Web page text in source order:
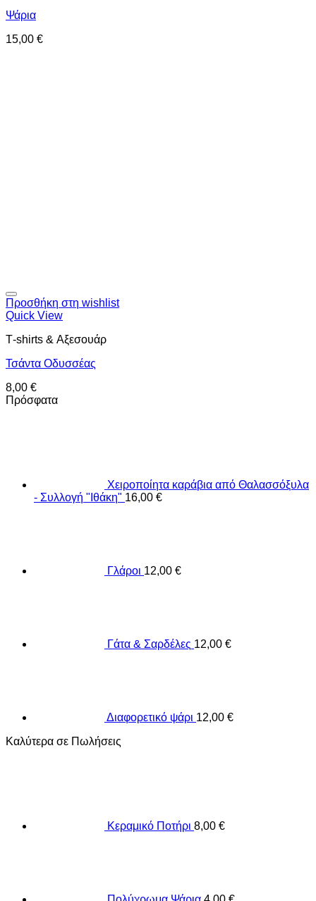
Ψάρια
15,00 €
Προσθήκη στη wishlist
Quick View
Τ-shirts & Αξεσουάρ
Τσάντα Οδυσσέας
8,00 €
Πρόσφατα
Χειροποίητα καράβια από Θαλασσόξυλα
- Συλλογή "Ιθάκη" 16,00 €
Γλάροι 12,00 €
Γάτα & Σαρδέλες 12,00 €
Διαφορετικό ψάρι 12,00 €
Καλύτερα σε Πωλήσεις
Κεραμικό Ποτήρι 8,00 €